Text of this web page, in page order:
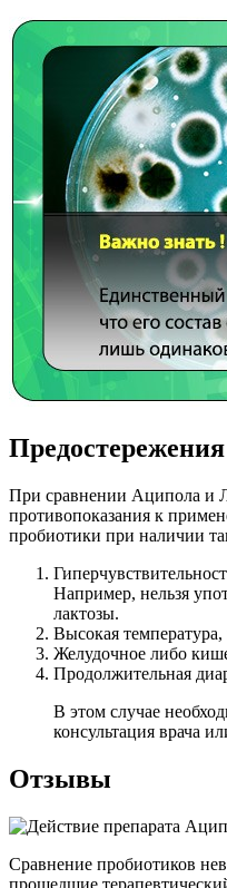
Предостережения
При сравнении Аципола и
противопоказания к
пробиотики при наличии
Например, нельзя
лактозы.
Высокая
Желудочное либо
Продолжительная
В этом случае
консультация врача
Отзывы
Сравнение пробиотиков
прошедшие